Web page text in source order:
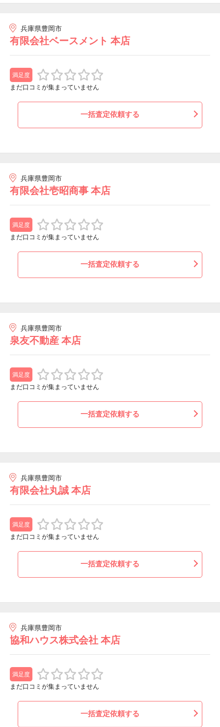
兵庫県豊岡市
有限会社ベースメント 本店
満足度
まだ口コミが集まっていません
一括査定依頼する
兵庫県豊岡市
有限会社壱昭商事 本店
満足度
まだ口コミが集まっていません
一括査定依頼する
兵庫県豊岡市
泉友不動産 本店
満足度
まだ口コミが集まっていません
一括査定依頼する
兵庫県豊岡市
有限会社丸誠 本店
満足度
まだ口コミが集まっていません
一括査定依頼する
兵庫県豊岡市
協和ハウス株式会社 本店
満足度
まだ口コミが集まっていません
一括査定依頼する